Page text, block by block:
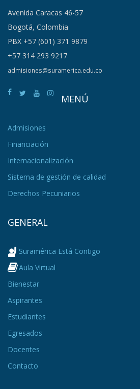
Avenida Caracas 46-57
Bogotá, Colombia
PBX +57 (601) 371 9879
+57 314 293 9217
admisiones@suramerica.edu.co
MENÚ
Admisiones
Financiación
Internacionalización
Sistema de gestión de calidad
Derechos Pecuniarios
GENERAL
Suramérica Está Contigo
Aula Virtual
Bienestar
Aspirantes
Estudiantes
Egresados
Docentes
Contacto